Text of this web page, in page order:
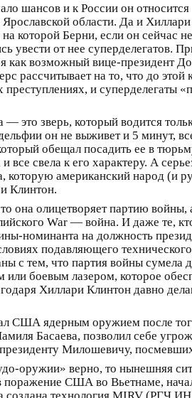
шансов и к России он относится
области. Да и
которой Берни, если он сейчас
увести от нее суперделегатов.
как возможный вице-президент
рассчитывает на то, что до
и суперделегаты
это зверь, который водится
он не выживет и 5 минут,
обещал посадить ее в
свела к его характеру. А
американский народ (и
Клинтон.
она олицетворяет партию войны,
War — война. И даже те,
номинанта на должность
подавляющего
с тем, что партия войны
боевым лазером, которое
Хиллари Клинтон давно
США ядерным оружием после
Басаева, позволил себе
президенту Милошевичу,
оружии» верно, то нынешняя
поражение США во Вьетнаме,
технология MIRV (РГЧ